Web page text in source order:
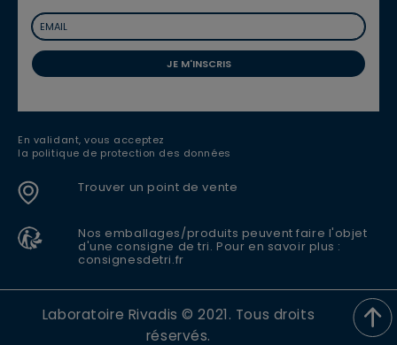
JE M'INSCRIS
En validant, vous acceptez
la politique de protection des données
Trouver un point de vente
Nos emballages/produits peuvent faire l'objet
d'une consigne de tri. Pour en savoir plus :
consignesdetri.fr
Laboratoire Rivadis © 2021. Tous droits
réservés.